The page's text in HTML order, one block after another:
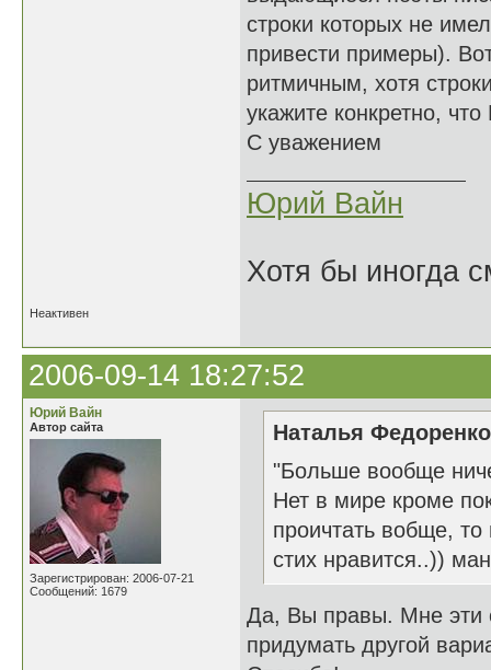
строки которых не
привести примеры).
ритмичным, хотя
укажите конкретно,
С уважением
Юрий Вайн
Хотя бы иногда
Неактивен
2006-09-14 18:27:52
Юрий Вайн
Автор сайта
Зарегистрирован: 2006-07-21
Сообщений: 1679
Наталья
"Больше вообще
Нет в мире кроме
проичтать вобще,
стих нравится..))
Да, Вы правы. Мне эти
придумать другой